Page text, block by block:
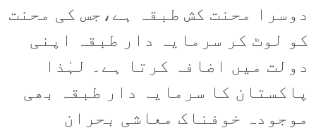
دوسرا محنت کش طبقہ ہے،جس کی محنت
کو لوٹ کر سرمایہ دار طبقہ اپنی
دولت میں اضافہ کرتا ہے۔ لہٰذا
پاکستان کا سرمایہ دار طبقہ بھی
موجودہ خوفناک معاشی بحران